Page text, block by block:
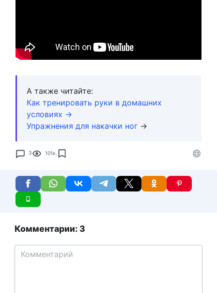
А также читайте:
Как тренировать руки в домашних
условиях →
Упражнения для накачки ног →
3 101к.
Комментарии: 3